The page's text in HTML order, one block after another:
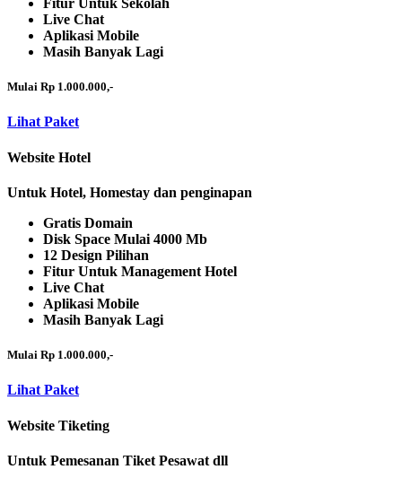
Fitur Untuk Sekolah
Live Chat
Aplikasi Mobile
Masih Banyak Lagi
Mulai Rp 1.000.000,-
Lihat Paket
Website Hotel
Untuk Hotel, Homestay dan penginapan
Gratis Domain
Disk Space Mulai 4000 Mb
12 Design Pilihan
Fitur Untuk Management Hotel
Live Chat
Aplikasi Mobile
Masih Banyak Lagi
Mulai Rp 1.000.000,-
Lihat Paket
Website Tiketing
Untuk Pemesanan Tiket Pesawat dll